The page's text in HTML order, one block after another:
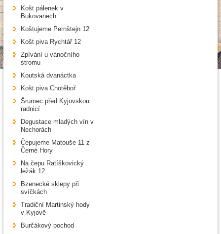
Košt pálenek v
Bukovanech
Koštujeme Pernštejn 12
Košt piva Rychtář 12
Zpívání u vánočního
stromu
Koutská dvanáctka
Košt piva Chotěboř
Šrumec před Kyjovskou
radnicí
Degustace mladých vín v
Nechorách
Čepujeme Matouše 11 z
Černé Hory
Na čepu Ratíškovický
ležák 12
Bzenecké sklepy při
svíčkách
Tradiční Martinský hody
v Kyjově
Burčákový pochod